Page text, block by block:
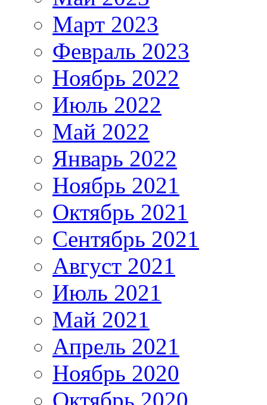
Март 2023
Февраль 2023
Ноябрь 2022
Июль 2022
Май 2022
Январь 2022
Ноябрь 2021
Октябрь 2021
Сентябрь 2021
Август 2021
Июль 2021
Май 2021
Апрель 2021
Ноябрь 2020